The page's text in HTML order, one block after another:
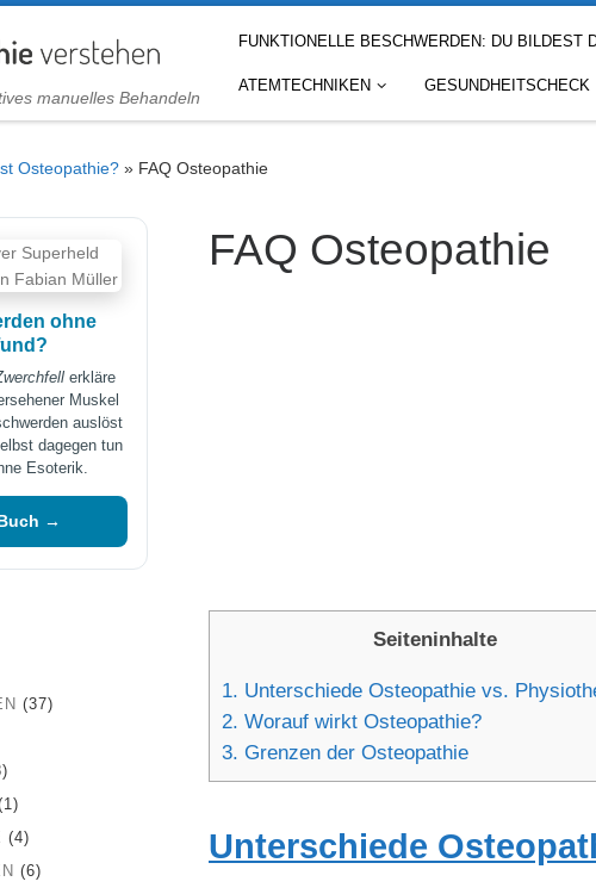
manuelles Behandeln
FUNKTIONELLE BESCHWERDEN: DU BILDEST
ATEMTECHNIKEN GESUNDHEITSCHECK
Osteopathie? » FAQ Osteopathie
FAQ Osteopathie
Seiteninhalte
1. Unterschiede Osteopathie vs.
2. Worauf wirkt Osteopathie?
3. Grenzen der Osteopathie
Unterschiede
ohne
erkläre
Muskel
auslöst
dagegen tun
Esoterik.
→
(37)
(4)
(6)